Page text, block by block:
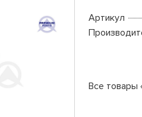
Артикул
Все товары